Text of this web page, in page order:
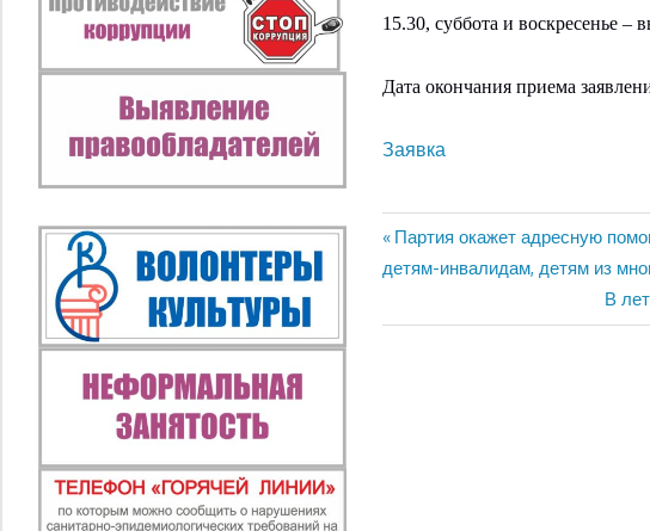
15.30, суббота и воскресенье –
Дата окончания приема
Заявка
Навигация
записям
Предыдущая
запись:
Партия окажет адресную
детям-инвалидам, детям из
В